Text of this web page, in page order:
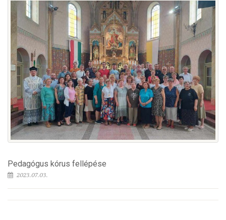
Pedagógus kórus fellépése
2023.07.03.